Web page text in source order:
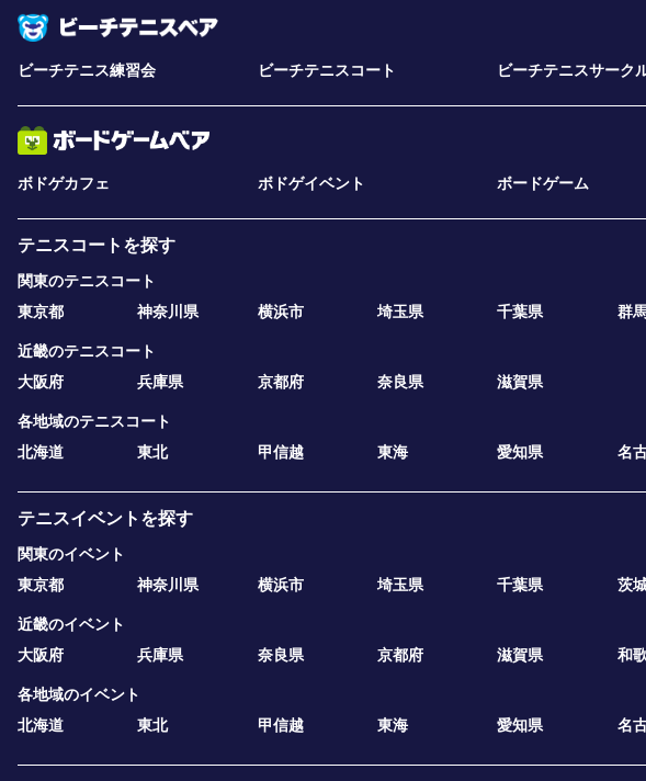
ビーチテニス練習会 ビーチテニスコート ビーチテニスサーク
ボドゲカフェ ボドゲイベント ボードゲーム
テニスコートを探す
関東のテニスコート
東京都
神奈川県 横浜市 埼玉県 千葉県 群
近畿のテニスコート
大阪府
兵庫県 京都府 奈良県 滋賀県
各地域のテニスコート
北海道
東北 甲信越 東海 愛知県 名
テニスイベントを探す
関東のイベント
東京都
神奈川県 横浜市 埼玉県 千葉県 茨
近畿のイベント
大阪府
兵庫県 奈良県 京都府 滋賀県 和
各地域のイベント
北海道
東北 甲信越 東海 愛知県 名